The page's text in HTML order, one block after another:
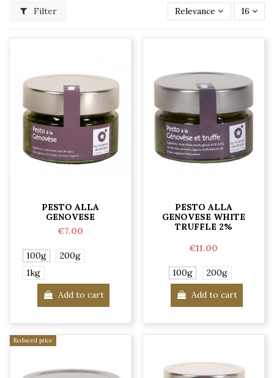
Filter Relevance 16
PESTO ALLA
GENOVESE
€7.00
100g
200g
1kg
Add to cart
PESTO ALLA
GENOVESE WHITE
TRUFFLE 2%
€11.00
100g 200g
Add to cart
Reduced price